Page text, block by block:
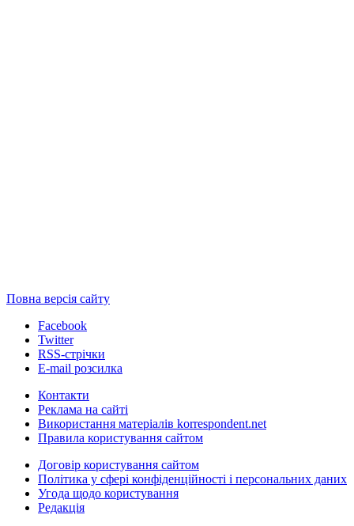
Повна версія сайту
Facebook
Twitter
RSS-стрічки
E-mail розсилка
Контакти
Реклама на сайті
Використання матеріалів korrespondent.net
Правила користування сайтом
Договір користування сайтом
Політика у сфері конфіденційності і персональних даних
Угода щодо користування
Редакція